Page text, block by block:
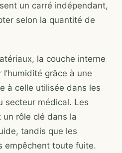
un carré indépendant,
selon la quantité de
la couche interne
grâce à une
à celle utilisée dans les
secteur médical. Les
rôle clé dans la
tandis que les
empêchent toute fuite.